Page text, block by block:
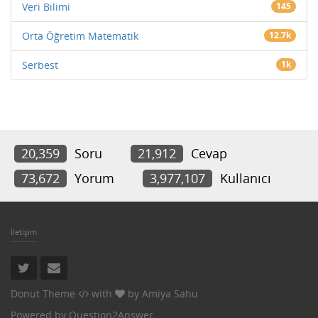
Veri Bilimi 145
Orta Öğretim Matematik 12.7k
Serbest 1k
20,359 Soru 21,912
Cevap
73,672
Yorum 3,977,107 Kullanıcı
İletişim
Donut Theme with by Amiya Sahu
Powered by Question2Answer